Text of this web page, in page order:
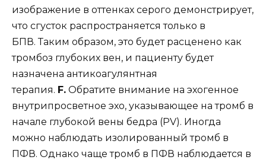
изображение в оттенках серого демонстрирует,
что сгусток распространяется только в
БПВ. Таким образом, это будет расценено как
тромбоз глубоких вен, и пациенту будет
назначена антикоагулянтная
терапия. F. Обратите внимание на эхогенное
внутрипросветное эхо, указывающее на тромб в
начале глубокой вены бедра (PV). Иногда
можно наблюдать изолированный тромб в
ПФВ. Однако чаще тромб в ПФВ наблюдается в